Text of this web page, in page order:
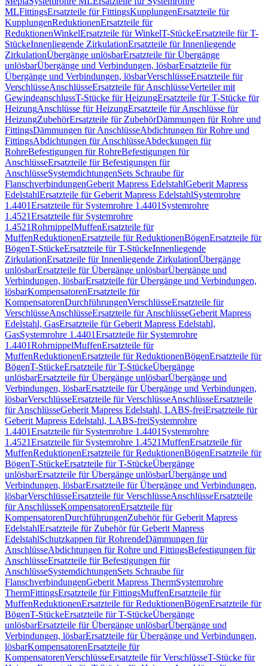
MLFittingsErsatzteile für FittingsKupplungenErsatzteile für
KupplungenReduktionenErsatzteile für
ReduktionenWinkelErsatzteile für WinkelT-StückeErsatzteile für T-
StückeInnenliegende ZirkulationErsatzteile für Innenliegende
ZirkulationÜbergänge unlösbarErsatzteile für Übergänge
unlösbarÜbergänge und Verbindungen, lösbarErsatzteile für
Übergänge und Verbindungen, lösbarVerschlüsseErsatzteile für
VerschlüsseAnschlüsseErsatzteile für AnschlüsseVerteiler mit
GewindeanschlussT-Stücke für HeizungErsatzteile für T-Stücke für
HeizungAnschlüsse für HeizungErsatzteile für Anschlüsse für
HeizungZubehörErsatzteile für ZubehörDämmungen für Rohre und
FittingsDämmungen für AnschlüsseAbdichtungen für Rohre und
FittingsAbdichtungen für AnschlüsseAbdeckungen für
RohreBefestigungen für RohreBefestigungen für
AnschlüsseErsatzteile für Befestigungen für
AnschlüsseSystemdichtungenSets Schraube für
FlanschverbindungenGeberit Mapress EdelstahlGeberit Mapress
EdelstahlErsatzteile für Geberit Mapress EdelstahlSystemrohre
1.4401Ersatzteile für Systemrohre 1.4401 Systemrohre
1.4521Ersatzteile für Systemrohre
1.4521RohrnippelMuffenErsatzteile für
MuffenReduktionenErsatzteile für ReduktionenBögenErsatzteile für
BögenT-StückeErsatzteile für T-StückeInnenliegende
ZirkulationErsatzteile für Innenliegende ZirkulationÜbergänge
unlösbarErsatzteile für Übergänge unlösbarÜbergänge und
Verbindungen, lösbarErsatzteile für Übergänge und Verbindungen,
lösbarKompensatorenErsatzteile für
KompensatorenDurchführungenVerschlüsseErsatzteile für
VerschlüsseAnschlüsseErsatzteile für AnschlüsseGeberit Mapress
Edelstahl, GasErsatzteile für Geberit Mapress Edelstahl,
GasSystemrohre 1.4401Ersatzteile für Systemrohre
1.4401RohrnippelMuffenErsatzteile für
MuffenReduktionenErsatzteile für ReduktionenBögenErsatzteile für
BögenT-StückeErsatzteile für T-StückeÜbergänge
unlösbarErsatzteile für Übergänge unlösbarÜbergänge und
Verbindungen, lösbarErsatzteile für Übergänge und Verbindungen,
lösbarVerschlüsseErsatzteile für VerschlüsseAnschlüsseErsatzteile
für AnschlüsseGeberit Mapress Edelstahl, LABS-freiErsatzteile für
Geberit Mapress Edelstahl, LABS-freiSystemrohre
1.4401Ersatzteile für Systemrohre 1.4401 Systemrohre
1.4521Ersatzteile für Systemrohre 1.4521MuffenErsatzteile für
MuffenReduktionenErsatzteile für ReduktionenBögenErsatzteile für
BögenT-StückeErsatzteile für T-StückeÜbergänge
unlösbarErsatzteile für Übergänge unlösbarÜbergänge und
Verbindungen, lösbarErsatzteile für Übergänge und Verbindungen,
lösbarVerschlüsseErsatzteile für VerschlüsseAnschlüsseErsatzteile
für AnschlüsseKompensatorenErsatzteile für
KompensatorenDurchführungenZubehör für Geberit Mapress
EdelstahlErsatzteile für Zubehör für Geberit Mapress
EdelstahlSchutzkappen für RohrendeDämmungen für
AnschlüsseAbdichtungen für Rohre und FittingsBefestigungen für
AnschlüsseErsatzteile für Befestigungen für
AnschlüsseSystemdichtungenSets Schraube für
FlanschverbindungenGeberit Mapress ThermSystemrohre
ThermFittingsErsatzteile für FittingsMuffenErsatzteile für
MuffenReduktionenErsatzteile für ReduktionenBögenErsatzteile für
BögenT-StückeErsatzteile für T-StückeÜbergänge
unlösbarErsatzteile für Übergänge unlösbarÜbergänge und
Verbindungen, lösbarErsatzteile für Übergänge und Verbindungen,
lösbarKompensatorenErsatzteile für
KompensatorenVerschlüsseErsatzteile für VerschlüsseT-Stücke für